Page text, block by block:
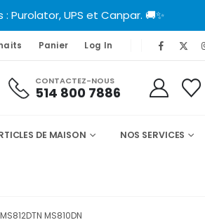
UPS et Canpar. 🚚✨
Panier Log In
CONTACTEZ-NOUS
514 800 7886
DE MAISON NOS SERVICES
MS810DN